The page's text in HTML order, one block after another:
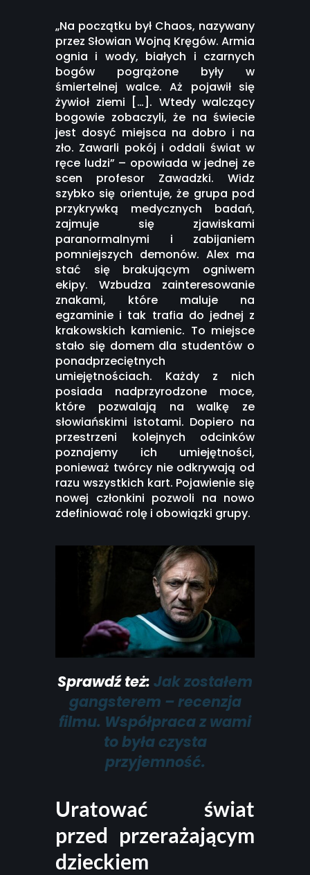
„Na początku był Chaos, nazywany
przez Słowian Wojną Kręgów. Armia
ognia i wody, białych i czarnych
bogów pogrążone były w
śmiertelnej walce. Aż pojawił się
żywioł ziemi […]. Wtedy walczący
bogowie zobaczyli, że na świecie
jest dosyć miejsca na dobro i na
zło. Zawarli pokój i oddali świat w
ręce ludzi” – opowiada w jednej ze
scen profesor Zawadzki. Widz
szybko się orientuje, że grupa pod
przykrywką medycznych badań,
zajmuje się zjawiskami
paranormalnymi i zabijaniem
pomniejszych demonów. Alex ma
stać się brakującym ogniwem
ekipy. Wzbudza zainteresowanie
znakami, które maluje na
egzaminie i tak trafia do jednej z
krakowskich kamienic. To miejsce
stało się domem dla studentów o
ponadprzeciętnych
umiejętnościach. Każdy z nich
posiada nadprzyrodzone moce,
które pozwalają na walkę ze
słowiańskimi istotami. Dopiero na
przestrzeni kolejnych odcinków
poznajemy ich umiejętności,
ponieważ twórcy nie odkrywają od
razu wszystkich kart. Pojawienie się
nowej członkini pozwoli na nowo
zdefiniować rolę i obowiązki grupy.
Sprawdź też: Jak zostałem
gangsterem – recenzja
filmu. Współpraca z wami
to była czysta
przyjemność.
Uratować świat
przed przerażającym
dzieckiem